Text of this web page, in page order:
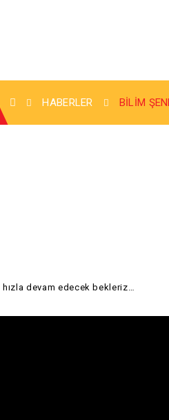
HABERLER BILIM
hızla devam edecek bekleriz…